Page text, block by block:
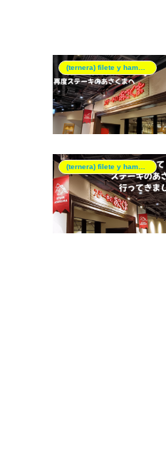
(ternera) filete y hamburguesa
(ternera) filete y hamburguesa